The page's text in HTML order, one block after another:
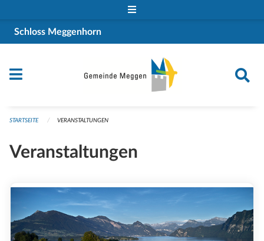
Schloss Meggenhorn
STARTSEITE VERANSTALTUNGEN
Veranstaltungen